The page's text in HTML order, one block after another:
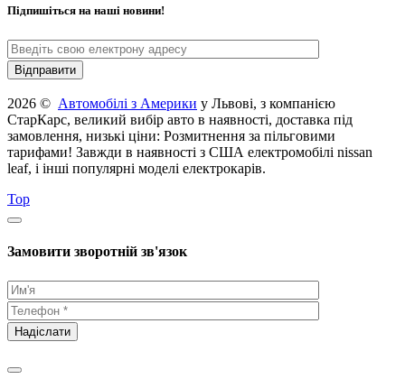
Підпишіться на наші новини!
2026 © Автомобілі з Америки у Львові, з компанією
СтарКарс, великий вибір авто в наявності, доставка під
замовлення, низькі ціни: Розмитнення за пільговими
тарифами! Завжди в наявності з США електромобілі nissan
leaf, і інші популярні моделі електрокарів.
Top
Замовити зворотній зв'язок